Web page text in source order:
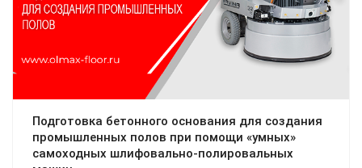
Подготовка бетонного основания для создания
промышленных полов при помощи «умных»
самоходных шлифовально-полировальных